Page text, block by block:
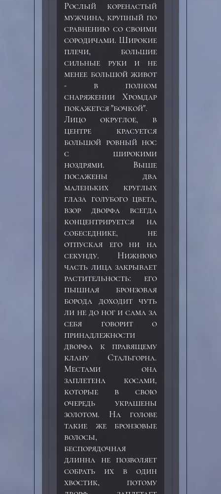
Рослый коренастый
мужчина, крупный по
сравнению со своими
сородичами. Широкие
плечи, большие
сильные руки и не
менее большой живот
- в полном
снаряжении Хромдар
покажется "бочкой".
Лицо округлое, в
центре красуется
большой ровный нос
с широкими
ноздрями. Выше
посажены два
маленьких круглых
глаза голубого цвета,
взор дворфа всегда
концентрируется на
собеседнике, не
отпуская его ни на
секунду. Нижнюю
часть лица закрывает
растительность: его
пышная бронзовая
борода доходит чуть
ли не до ног и сама за
себя говорит о
принадлежности
дворфа к правящему
клану Стальгорна.
Местами она
заплетена косами,
которые в свою
очередь украшены
золотом. На голове
такие же бронзовые
волосы,
беспорядочная
длинна не позволяет
собрать их в один
хвостик, потому